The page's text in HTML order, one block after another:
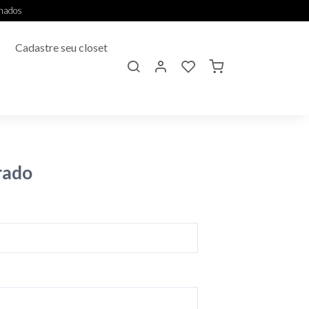
Cadastre seu closet